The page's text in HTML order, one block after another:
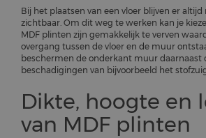
Bij het plaatsen van een vloer blijven er altijd
zichtbaar. Om dit weg te werken kan je
MDF plinten zijn gemakkelijk te verven
overgang tussen de vloer en de muur
beschermen de onderkant muur daarnaast
beschadigingen van bijvoorbeeld het
Dikte, hoogte en
van MDF plinten